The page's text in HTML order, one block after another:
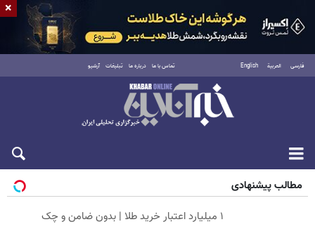
فارسی العربية English تماس با ما درباره ما تبلیغات آرشیو
شنبه ۱۷ مرداد ۱۴۰۵
مطالب پیشنهادی
۱ میلیارد اعتبار خرید طلا | بدون ضامن و چک
×